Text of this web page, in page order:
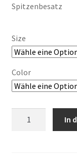
Spitzenbesatz
Size
Color
In